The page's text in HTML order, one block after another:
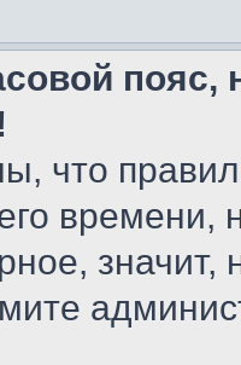
пояс,
что
значит,